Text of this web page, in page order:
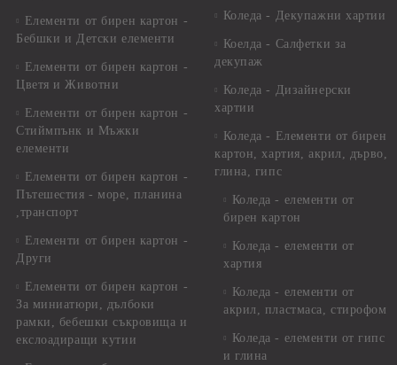
Елементи от бирен картон -
Бебшки и Детски елементи
Елементи от бирен картон -
Цветя и Животни
Елементи от бирен картон -
Стиймпънк и Мъжки
елементи
Елементи от бирен картон -
Пътешестия - море, планина
,транспорт
Елементи от бирен картон -
Други
Елементи от бирен картон -
За миниатюри, дълбоки
рамки, бебешки съкровища и
екслоадиращи кутии
Коледа - Декупажни хартии
Коелда - Салфетки за
декупаж
Коледа - Дизайнерски
хартии
Коледа - Eлементи от бирен
картон, хартия, акрил, дърво,
глина, гипс
Коледа - елементи от
бирен картон
Коледа - елементи от
хартия
Коледа - елементи от
акрил, пластмаса, стирофом
Коледа - елементи от гипс
и глина